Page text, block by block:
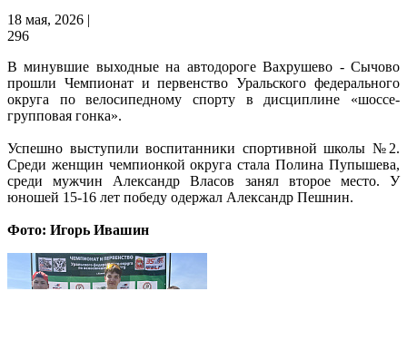
18 мая, 2026 |
296
В минувшие выходные на автодороге Вахрушево - Сычово
прошли Чемпионат и первенство Уральского федерального
округа по велосипедному спорту в дисциплине «шоссе-
групповая гонка».
Успешно выступили воспитанники спортивной школы №2.
Среди женщин чемпионкой округа стала Полина Пупышева,
среди мужчин Александр Власов занял второе место. У
юношей 15-16 лет победу одержал Александр Пешнин.
Фото: Игорь Ивашин